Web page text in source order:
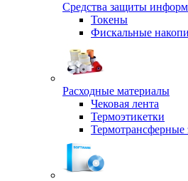
Средства защиты
Токены
Фискальные
Расходные материалы
Чековая лента
Термоэтикетки
Термотрансферные